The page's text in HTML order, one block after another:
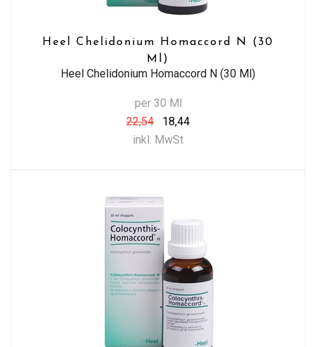
Heel Chelidonium Homaccord N (30
Ml)
Heel Chelidonium Homaccord N (30 Ml)
per 30 Ml
22,54
18,44
inkl. MwSt